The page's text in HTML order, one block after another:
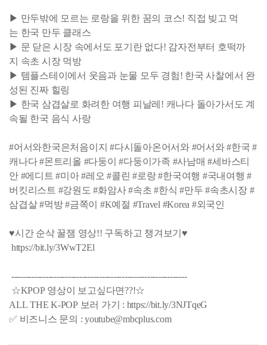
▶ 만두밖에 모르는 로랑을 위한 꿈의 코스! 직접 빚고 먹
는 한국 만두 클래스
▶ 문 닫은 시장 속에서도 포기란 없다! 감자전부터 호떡까
지 속초 시장 먹방
▶ 템플스테이에서 웃음과 눈물 모두 경험! 한국 사찰에서 완
성된 진짜 힐링
▶ 한국 삼겹살로 화려한 여행 피날레! 캐나다 돌아가서도 계
속될 한국 음식 사랑
#어서와한국은처음이지 #다시돌아온어서와 #어서와 #한국 #
캐나다 #몬트리올 #다둥이 #다둥이가족 #사남매 #세바스티
안 #에디트 #미아 #레오 #콜린 #로랑 #한국여행 #국내여행 #
버킷리스트 #강원도 #화암사 #속초 #한식 #만두 #속초시장 #
삼겹살 #먹방 #금쪽이 #K예절 #Travel #Korea #외국인
♥시간 순삭 꿀잼 영상!! 구독하고 챙겨보기♥
https://bit.ly/3WwT2El
--------------------------------------------------------------
☆KPOP 영상이 보고싶다면??!☆
ALL THE K-POP 보러 가기 : https://bit.ly/3NJTqeG
✅ 비즈니스 문의 : youtube@mbcplus.com